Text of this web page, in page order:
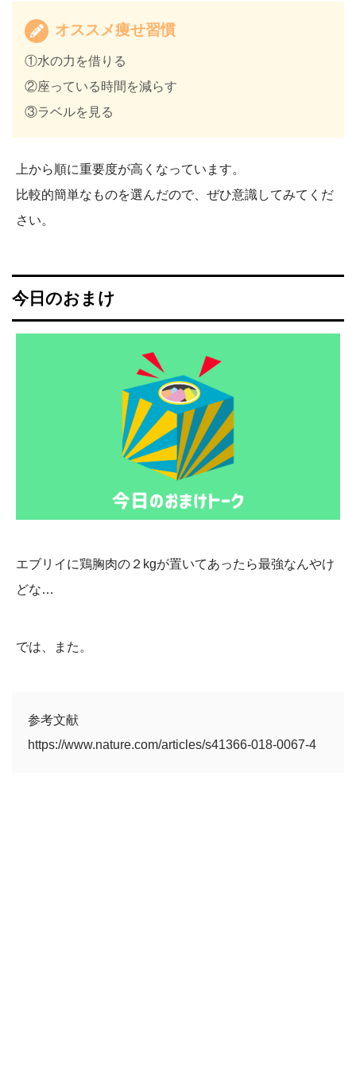
オススメ痩せ習慣
①水の力を借りる
②座っている時間を減らす
③ラベルを見る
上から順に重要度が高くなっています。
比較的簡単なものを選んだので、ぜひ意識してみてくだ
さい。
今日のおまけ
エブリイに鶏胸肉の２kgが置いてあったら最強なんやけ
どな…
では、また。
参考文献
https://www.nature.com/articles/s41366-018-0067-4